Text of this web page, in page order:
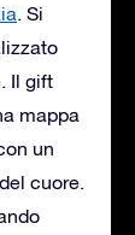
. Si
Il gift
mappa
un
cuore.